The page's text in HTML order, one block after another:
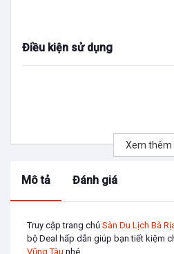
Điều kiện sử dụng
Xem thêm
Mô tả Đánh giá
Truy cập trang chủ Sàn Du Lịch Bà
bộ Deal hấp dẫn giúp bạn tiết kiệm
Vũng Tàu nhé